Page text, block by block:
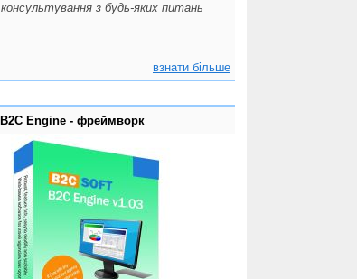
консультування з будь-яких питань
взнати більше
B2C Engine - фреймворк